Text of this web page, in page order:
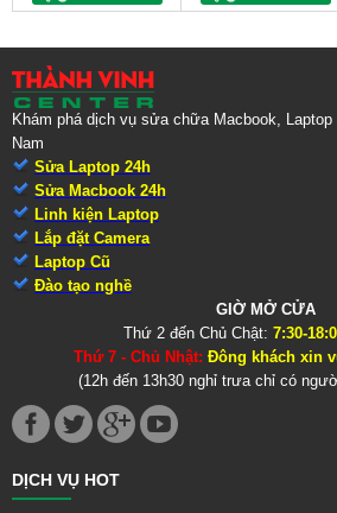
Khám phá dịch vụ sửa chữa Macbook,
Nam
Sửa Laptop 24h
Sửa Macbook 24h
Linh kiện Laptop
Lắp đặt Camera
Laptop Cũ
Đào tạo nghề
GIỜ MỞ CỬA
Thứ 2 đến Chủ Chật: 7:30-
Thứ 7 - Chủ Nhật: Đông khách xin
(12h đến 13h30 nghỉ trưa chỉ có
DỊCH VỤ HOT